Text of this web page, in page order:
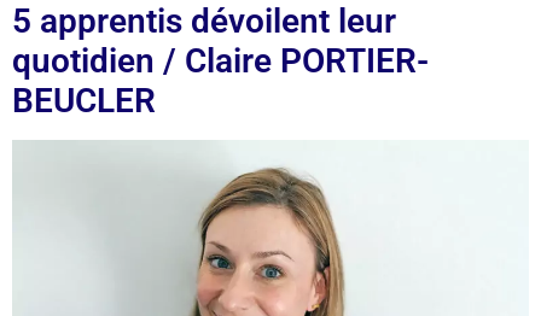
5 apprentis dévoilent leur
quotidien / Claire PORTIER-
BEUCLER